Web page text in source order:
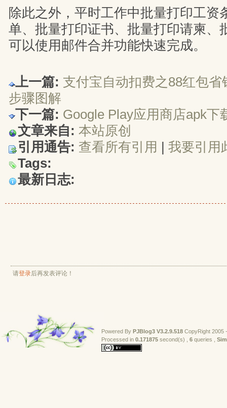
除此之外，平时工作中批量打印工资
单、批量打印证书、批量打印请柬、
可以使用邮件合并功能快速完成。
上一篇: 支付宝自动扣费之88红包
步骤图解
下一篇: Google Play应用商店apk下
文章来自: 本站原创
引用通告: 查看所有引用 | 我要引用
Tags:
最新日志:
请登录后再发表评论！
Powered By PJBlog3 V3.2.9.518 CopyRight 2005
Processed in 0.171875 second(s) , 6 queries ,